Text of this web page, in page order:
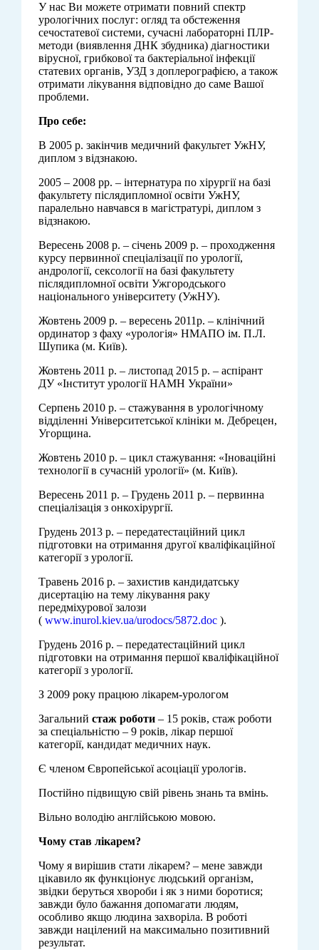
У нас Ви можете отримати повний спектр
урологічних послуг: огляд та обстеження
сечостатевої системи, сучасні лабораторні ПЛР-
методи (виявлення ДНК збудника) діагностики
вірусної, грибкової та бактеріальної інфекції
статевих органів, УЗД з доплерографією, а також
отримати лікування відповідно до саме Вашої
проблеми.
Про себе:
В 2005 р. закінчив медичний факультет УжНУ,
диплом з відзнакою.
2005 – 2008 рр. – інтернатура по хірургії на базі
факультету післядипломної освіти УжНУ,
паралельно навчався в магістратурі, диплом з
відзнакою.
Вересень 2008 р. – січень 2009 р. – проходження
курсу первинної спеціалізації по урології,
андрології, сексології на базі факультету
післядипломної освіти Ужгородського
національного університету (УжНУ).
Жовтень 2009 р. – вересень 2011р. – клінічний
ординатор з фаху «урологія» НМАПО ім. П.Л.
Шупика (м. Київ).
Жовтень 2011 р. – листопад 2015 р. – аспірант
ДУ «Інститут урології НАМН України»
Серпень 2010 р. – стажування в урологічному
відділенні Університетської клініки м. Дебрецен,
Угорщина.
Жовтень 2010 р. – цикл стажування: «Іноваційні
технології в сучасній урології» (м. Київ).
Вересень 2011 р. – Грудень 2011 р. – первинна
спеціалізація з онкохірургії.
Грудень 2013 р. – передатестаційний цикл
підготовки на отримання другої кваліфікаційної
категорії з урології.
Tравень 2016 р. – захистив кандидатську
дисертацію на тему лікування раку
передміхурової залози
( www.inurol.kiev.ua/urodocs/5872.doc).
Грудень 2016 р. – передатестаційний цикл
підготовки на отримання першої кваліфікаційної
категорії з урології.
З 2009 року працюю лікарем-урологом
Загальний стаж роботи– 15 років, стаж роботи
за спеціальністю – 9 років, лікар першої
категорії, кандидат медичних наук.
Є членом Європейської асоціації урологів.
Постійно підвищую свій рівень знань та вмінь.
Вільно володію англійською мовою.
Чому ставлікарем?
Чому я вирішив стати лікарем? – мене завжди
цікавило як функціонує людський організм,
звідки беруться хвороби і як з ними боротися;
завжди було бажання допомагати людям,
особливо якщо людина захворіла. В роботі
завжди націлений на максимально позитивний
результат.